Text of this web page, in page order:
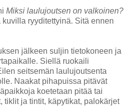
Miksi laulujoutsen on valkoinen?
ryyditettyinä. Sitä ennen
jälkeen suljin tietokoneen ja
Siellä ruokaili
seitsemän laulujoutsenta
Naakat pihapuissa pitävät
koetetaan pitää tai
tiklit ja tintit, käpytikat, palokärjet